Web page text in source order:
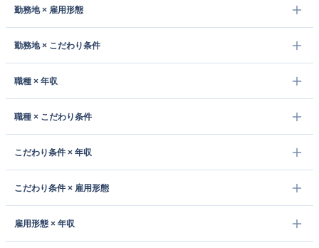
勤務地 × 雇用形態
勤務地 × こだわり条件
職種 × 年収
職種 × こだわり条件
こだわり条件 × 年収
こだわり条件 × 雇用形態
雇用形態 × 年収